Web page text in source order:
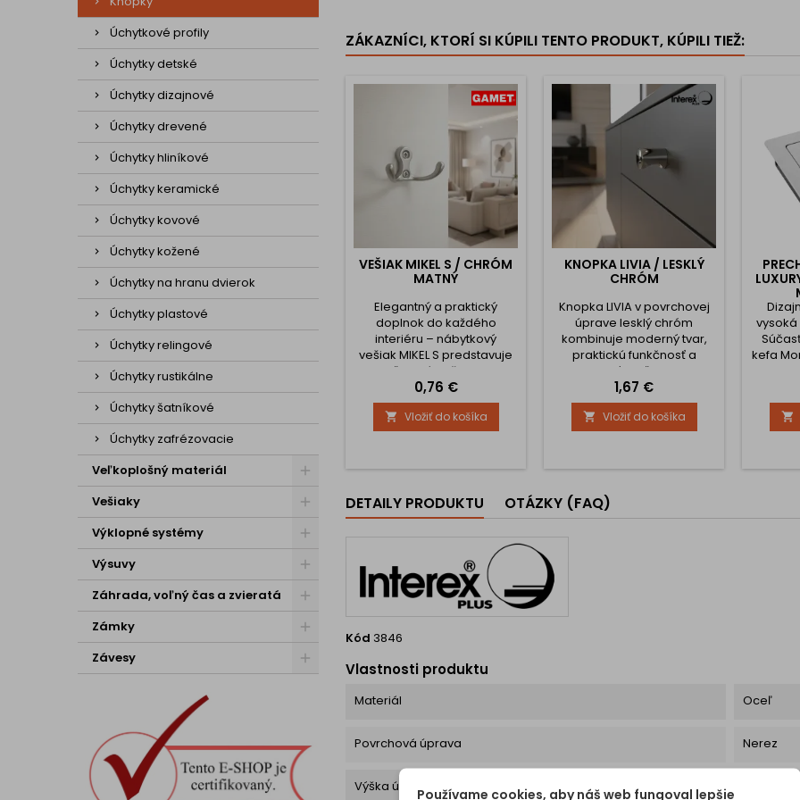
Úchytkové profily
Úchytky detské
Úchytky dizajnové
Úchytky drevené
Úchytky hliníkové
Úchytky keramické
Úchytky kovové
Úchytky kožené
Úchytky na hranu dvierok
Úchytky plastové
Úchytky relingové
Úchytky rustikálne
Úchytky šatníkové
Úchytky zafrézovacie
Veľkoplošný materiál
Vešiaky
Výklopné systémy
Výsuvy
Záhrada, voľný čas a zvieratá
Zámky
Závesy
Knopka
ZÁKAZNÍCI, KTORÍ SI KÚPILI TENTO PRODUKT, KÚPILI TIEŽ:
VEŠIAK MIKEL S / CHRÓM
MATNÝ
Elegantný a praktický
doplnok do každého
interiéru – nábytkový
vešiak MIKEL S predstavuje
spoľahlivé riešenie na
zavesenie oblečenia,
doplnkov či kuchynského
príslušenstva. Jeho čistý a
nadčasový dizajn ľahko
klasických priestorov.
montáž – jednoduchá
inštalácia z prednej strany
Cena
0,76 €
 Vložiť do košíka
KNOPKA LIVIA / LESKLÝ
CHRÓM
Knopka LIVIA v povrchovej
úprave lesklý chróm
kombinuje moderný tvar,
praktickú funkčnosť a
luxusný vzhľad. Jej
kompaktný valcovitý dizajn
doplnený o ergonomické
bočné vybratie poskytuje
príjemné a pevné
otváranie dvierok či
povrch dodáva knopke
výrazný, žiarivý efekt, ktorý
Cena
1,67 €
 Vložiť do košíka
vysoká
kefa

DETAILY PRODUKTU OTÁZKY (FAQ)
Kód 3846
Vlastnosti produktu
Materiál Oceľ
Povrchová úprava Nerez
Výška úchytky (H)Používame cookies, aby náš web fungoval lepšie